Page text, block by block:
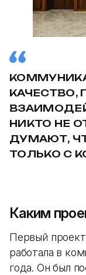
КАЧЕСТВО,
НИКТО НЕ
ДУМАЮТ,
ТОЛЬКО С
Каким
Первый
работала в
года. Он был